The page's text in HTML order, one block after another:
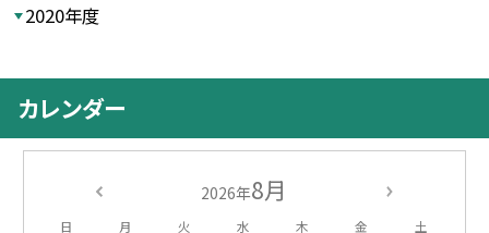
2020年度
カレンダー
2026年8月
日 月 火 水 木 金 土